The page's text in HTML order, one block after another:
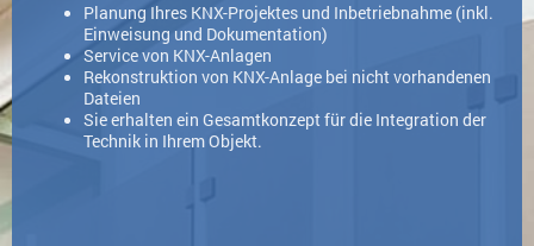
Planung Ihres KNX-Projektes und Inbetriebnahme (inkl.
Einweisung und Dokumentation)
Service von KNX-Anlagen
Rekonstruktion von KNX-Anlage bei nicht vorhandenen
Dateien
Sie erhalten ein Gesamtkonzept für die Integration der
Technik in Ihrem Objekt.